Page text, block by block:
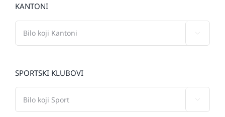
KANTONI
SPORTSKI KLUBOVI